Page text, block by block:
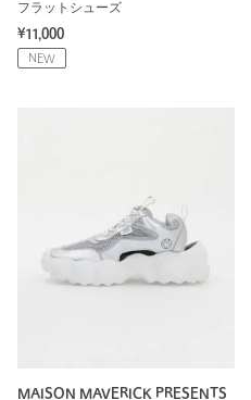
フラットシューズ
¥11,000
NEW
MAISON MAVERICK PRESENTS